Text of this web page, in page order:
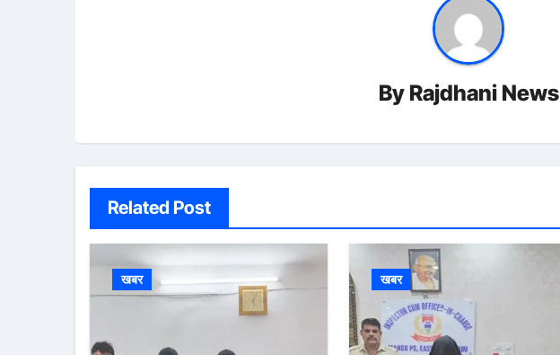
By Rajdhani News
Related Post
खबर खबर